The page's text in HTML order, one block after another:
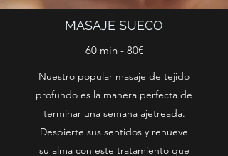
MASAJE SUECO
60 min - 80€
Nuestro popular masaje de tejido
profundo es la manera perfecta de
terminar una semana ajetreada.
Despierte sus sentidos y renueve
su alma con este tratamiento que